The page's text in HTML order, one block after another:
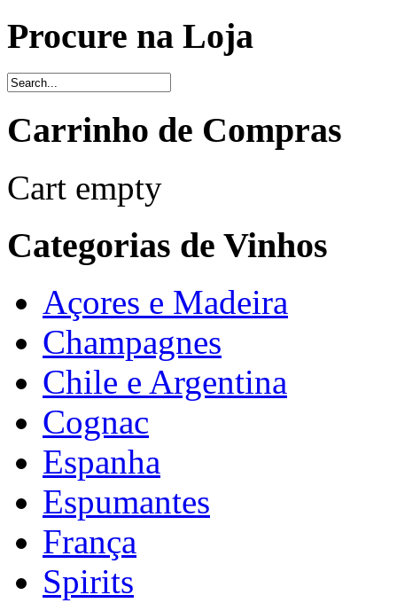
Procure na Loja
Carrinho de Compras
Cart empty
Categorias de Vinhos
Açores e Madeira
Champagnes
Chile e Argentina
Cognac
Espanha
Espumantes
França
Spirits